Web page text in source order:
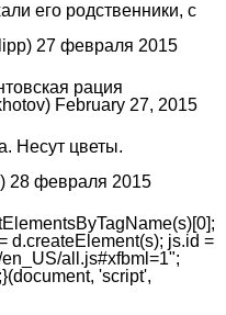
его родственники, с
27 февраля 2015
рация
February 27, 2015
Несут цветы.
28 февраля 2015
d.createElement(s); js.id =
all.js#xfbml=1";
'script',